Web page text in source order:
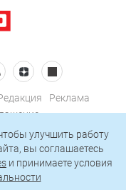
Реклама
улучшить работу
вы соглашаетесь
и принимаете условия